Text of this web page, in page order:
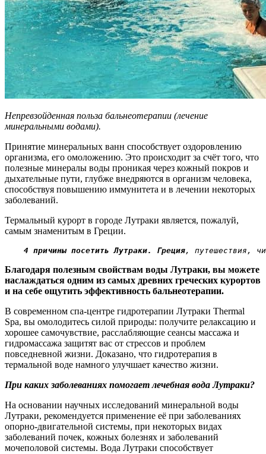
Непревзойденная польза бальнеотерапии (лечение
минеральными водами).
Принятие минеральных ванн способствует оздоровлению
организма, его омоложению. Это происходит за счёт того, что
полезные минералы воды проникая через кожный покров и
дыхательные пути, глубже внедряются в организм человека,
способствуя повышению иммунитета и в лечении некоторых
заболеваний.
Термальный курорт в городе Лутраки является, пожалуй,
самым знаменитым в Греции.
    4 причины посетить Лутраки. Греция
, путешествия,
Благодаря полезным свойствам воды Лутраки, вы можете
наслаждаться одним из самых древних греческих курортов
и на себе ощутить эффективность бальнеотерапии.
В современном спа-центре гидротерапии Лутраки Thermal
Spa, вы омолодитесь силой природы: получите релаксацию и
хорошее самочувствие, расслабляющие сеансы массажа и
гидромассажа защитят вас от стрессов и проблем
повседневной жизни. Доказано, что гидротерапия в
термальной воде намного улучшает качество жизни.
При каких заболеваниях помогает лечебная вода Лутраки?
На основании научных исследований минеральной воды
Лутраки, рекомендуется применение её при заболеваниях
опорно-двигательной системы, при некоторых видах
заболеваний почек, кожных болезнях и заболеваний
мочеполовой системы. Вода Лутраки способствует